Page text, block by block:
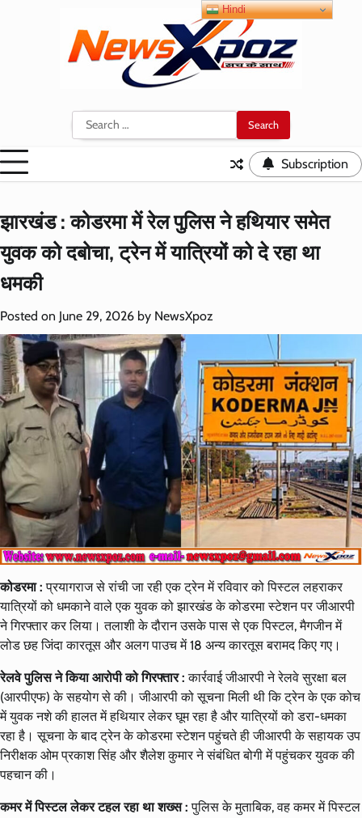
Search
for:
Subscription
झारखंड : कोडरमा में रेल पुलिस ने हथियार समेत
युवक को दबोचा, ट्रेन में यात्रियों को दे रहा था
धमकी
Posted on June 29, 2026 by NewsXpoz
कोडरमा : प्रयागराज से रांची जा रही एक ट्रेन में रविवार को पिस्टल लहराकर
यात्रियों को धमकाने वाले एक युवक को झारखंड के कोडरमा स्टेशन पर जीआरपी
ने गिरफ्तार कर लिया। तलाशी के दौरान उसके पास से एक पिस्टल, मैगजीन में
लोड छह जिंदा कारतूस और अलग पाउच में 18 अन्य कारतूस बरामद किए गए।
रेलवे पुलिस ने किया आरोपी को गिरफ्तार :कार्रवाई जीआरपी ने रेलवे सुरक्षा बल
(आरपीएफ) के सहयोग से की। जीआरपी को सूचना मिली थी कि ट्रेन के एक कोच
में युवक नशे की हालत में हथियार लेकर घूम रहा है और यात्रियों को डरा-धमका
रहा है। सूचना के बाद ट्रेन के कोडरमा स्टेशन पहुंचते ही जीआरपी के सहायक उप
निरीक्षक ओम प्रकाश सिंह और शैलेश कुमार ने संबंधित बोगी में पहुंचकर युवक की
पहचान की।
कमर में पिस्टल लेकर टहल रहा था शख्स : पुलिस के मुताबिक, वह कमर में पिस्टल
Hindi